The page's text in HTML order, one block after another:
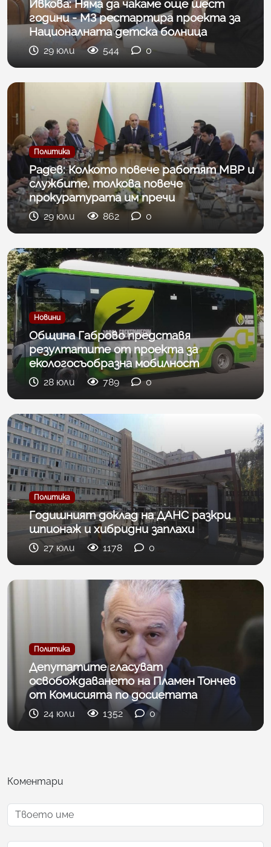
Ивкова: Няма да чакаме още шест
години - МЗ рестартира проекта за
Националната детска болница
29 юли 544 0
Политика
Радев: Колкото повече работят МВР и
службите, толкова повече
прокуратурата им пречи
29 юли 862 0
Новини
Община Габрово представя
резултатите от проекта за
екологосъобразна мобилност
28 юли 789 0
Политика
Годишният доклад на ДАНС разкри
шпионаж и хибридни заплахи
27 юли 1178 0
Политика
Депутатите гласуват
освобождаването на Пламен Тончев
от Комисията по досиетата
24 юли 1352 0
Коментари